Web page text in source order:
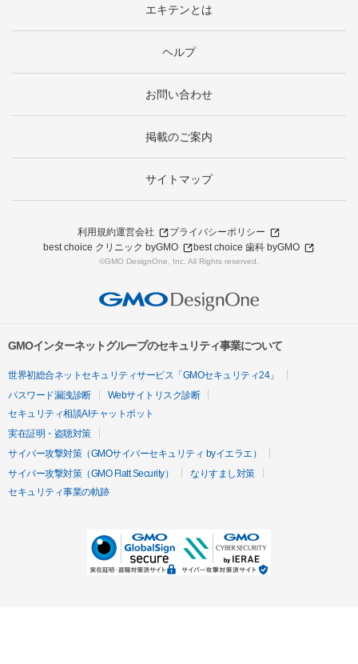
エキテンとは
ヘルプ
お問い合わせ
掲載のご案内
サイトマップ
利用規約運営会社
プライバシーポリシー
best choice クリニック byGMO
best choice 歯科 byGMO
©GMO DesignOne, Inc. All Rights reserved.
GMOインターネットグループのセキュリティ事業について
世界初総合ネットセキュリティサービス「GMOセキュリティ24」
パスワード漏洩診断
Webサイトリスク診断
セキュリティ相談AIチャットボット
実在証明・盗聴対策
サイバー攻撃対策（GMOサイバーセキュリティ byイエラエ）
サイバー攻撃対策（GMO Flatt Security）
なりすまし対策
セキュリティ事業の軌跡